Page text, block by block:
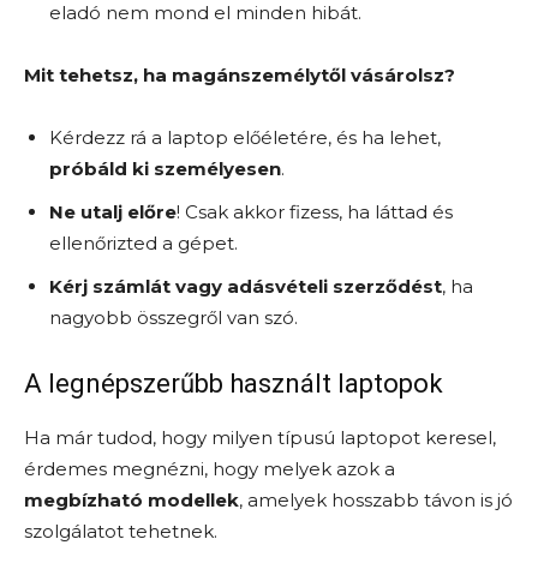
eladó nem mond el minden hibát.
Mit tehetsz, ha magánszemélytől vásárolsz?
Kérdezz rá a laptop előéletére, és ha lehet,
próbáld ki személyesen.
Ne utalj előre! Csak akkor fizess, ha láttad és
ellenőrizted a gépet.
Kérj számlát vagy adásvételi szerződést, ha
nagyobb összegről van szó.
A legnépszerűbb használt laptopok
Ha már tudod, hogy milyen típusú laptopot keresel,
érdemes megnézni, hogy melyek azok a
megbízható modellek, amelyek hosszabb távon is jó
szolgálatot tehetnek.